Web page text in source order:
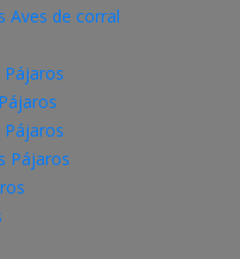
Aves de corral
Pájaros
Pájaros